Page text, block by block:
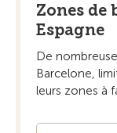
Zones de
Espagne
De
Barcelone,
leurs zones à